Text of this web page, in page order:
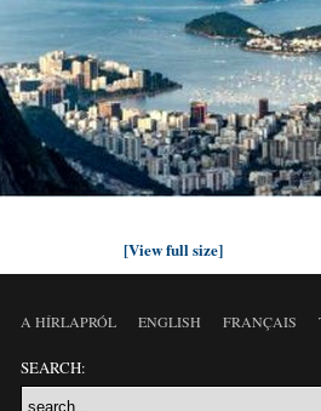
[View full size]
A HÍRLAPRÓL ENGLISH FRANÇAIS
SEARCH: